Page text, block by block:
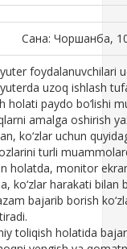
Сана: Чоршанба,
foydalanuvchilari
uzoq ishlash
holati paydo bo‘lishi
amalga oshirish
ko‘zlar uchun
turli
holatda, monitor
ko‘zlar harakati bilan
bajarib borish
toliqish holatida